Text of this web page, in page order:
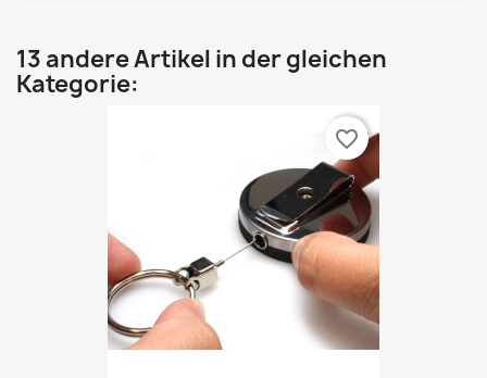
13 andere Artikel in der gleichen
Kategorie:
favorite_border